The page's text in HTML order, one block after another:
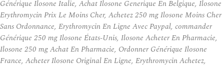
Générique Ilosone Italie, Achat Ilosone Generique En Belgique, Ilosone
Erythromycin Prix Le Moins Cher, Achetez 250 mg Ilosone Moins Cher
Sans Ordonnance, Erythromycin En Ligne Avec Paypal, commander
Générique 250 mg Ilosone États-Unis, Ilosone Acheter En Pharmacie,
Ilosone 250 mg Achat En Pharmacie, Ordonner Générique Ilosone
France, Acheter Ilosone Original En Ligne, Erythromycin Achetez,